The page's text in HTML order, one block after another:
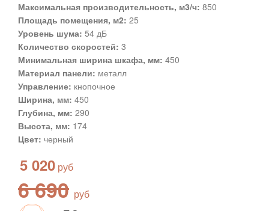
Максимальная производительность, м3/ч: 850
Площадь помещения, м2: 25
Уровень шума: 54 дБ
Количество скоростей: 3
Минимальная ширина шкафа, мм: 450
Материал панели: металл
Управление: кнопочное
Ширина, мм: 450
Глубина, мм: 290
Высота, мм: 174
Цвет: черный
5 020
6 690